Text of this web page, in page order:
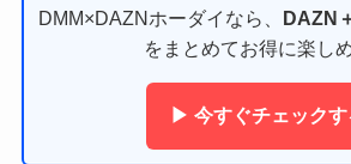
DMM×DAZNホーダイなら、
DAZN
をまとめてお得に楽し
▶ 今すぐチェックす